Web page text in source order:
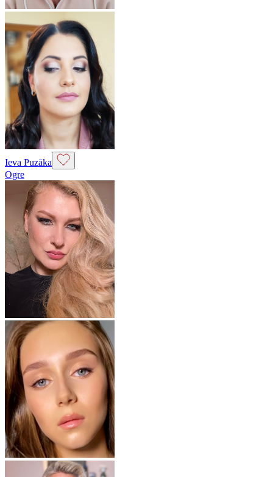
Ieva Puzāka
Ogre